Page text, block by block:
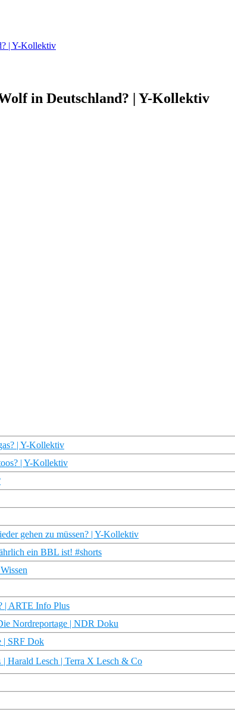
| Y-Kollektiv
in Deutschland? | Y-Kollektiv
| Y-Kollektiv
| Y-Kollektiv
gehen zu müssen? | Y-Kollektiv
ein BBL ist! #shorts
| ARTE Info Plus
Nordreportage | NDR Doku
| SRF Dok
Harald Lesch | Terra X Lesch & Co